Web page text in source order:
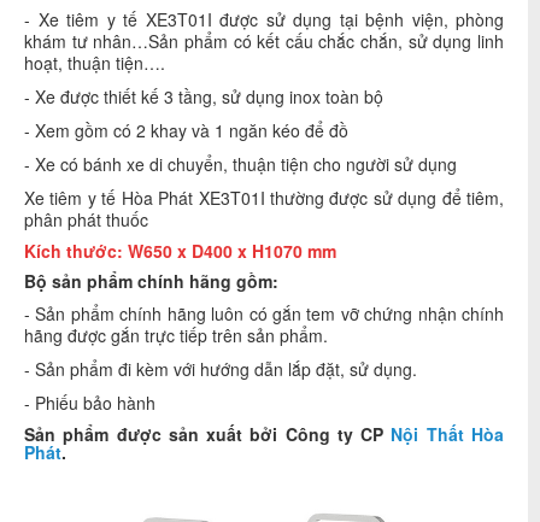
- Xe tiêm y tế XE3T01I được sử dụng tại bệnh viện, phòng
khám tư nhân…Sản phẩm có kết cấu chắc chắn, sử dụng linh
hoạt, thuận tiện….
- Xe được thiết kế 3 tầng, sử dụng inox toàn bộ
- Xem gồm có 2 khay và 1 ngăn kéo để đồ
- Xe có bánh xe di chuyển, thuận tiện cho người sử dụng
Xe tiêm y tế Hòa Phát XE3T01I thường được sử dụng để tiêm,
phân phát thuốc
Kích thước: W650 x D400 x H1070 mm
Bộ sản phẩm chính hãng gồm:
- Sản phẩm chính hãng luôn có gắn tem vỡ chứng nhận chính
hãng được gắn trực tiếp trên sản phẩm.
- Sản phẩm đi kèm với hướng dẫn lắp đặt, sử dụng.
- Phiếu bảo hành
Sản phẩm được sản xuất bởi Công ty CP Nội Thất Hòa
Phát.